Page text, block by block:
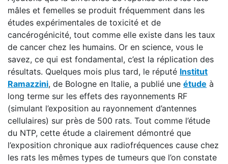
mâles et femelles se produit fréquemment dans les
études expérimentales de toxicité et de
cancérogénicité, tout comme elle existe dans les taux
de cancer chez les humains. Or en science, vous le
savez, ce qui est fondamental, c’est la réplication des
résultats. Quelques mois plus tard, le réputé Institut
Ramazzini, de Bologne en Italie, a publié une étude à
long terme sur les effets des rayonnements RF
(simulant l’exposition au rayonnement d’antennes
cellulaires) sur près de 500 rats. Tout comme l’étude
du NTP, cette étude a clairement démontré que
l’exposition chronique aux radiofréquences cause chez
les rats les mêmes types de tumeurs que l’on constate